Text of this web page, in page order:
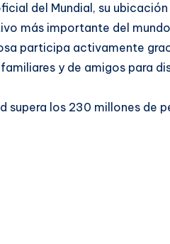
del Mundial, su
más importante del
participa activamente
y de amigos para
supera los 230 millones de